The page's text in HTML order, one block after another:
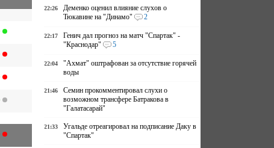
22:26
Деменко оценил влияние слухов о
Тюкавине на "Динамо"
2
22:17
Генич дал прогноз на матч "Спартак" -
"Краснодар"
5
22:04
"Ахмат" оштрафован за отсутствие горячей
воды
21:46
Семин прокомментировал слухи о
возможном трансфере Батракова в
"Галатасарай"
21:33
Угальде отреагировал на подписание Даку в
"Спартак"